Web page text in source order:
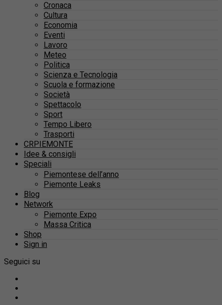
Cronaca
Cultura
Economia
Eventi
Lavoro
Meteo
Politica
Scienza e Tecnologia
Scuola e formazione
Società
Spettacolo
Sport
Tempo Libero
Trasporti
CRPIEMONTE
Idee & consigli
Speciali
Piemontese dell’anno
Piemonte Leaks
Blog
Network
Piemonte Expo
Massa Critica
Shop
Sign in
Seguici su